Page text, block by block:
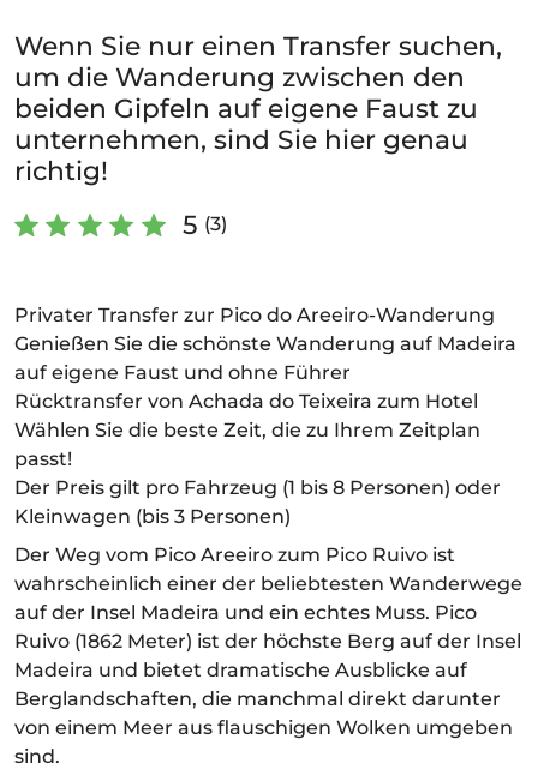
Wenn Sie nur einen Transfer suchen,
um die Wanderung zwischen den
beiden Gipfeln auf eigene Faust zu
unternehmen, sind Sie hier genau
richtig!
5 (3)
Privater Transfer zur Pico do Areeiro-Wanderung
Genießen Sie die schönste Wanderung auf Madeira
auf eigene Faust und ohne Führer
Rücktransfer von Achada do Teixeira zum Hotel
Wählen Sie die beste Zeit, die zu Ihrem Zeitplan
passt!
Der Preis gilt pro Fahrzeug (1 bis 8 Personen) oder
Kleinwagen (bis 3 Personen)
Der Weg vom Pico Areeiro zum Pico Ruivo ist
wahrscheinlich einer der beliebtesten Wanderwege
auf der Insel Madeira und ein echtes Muss. Pico
Ruivo (1862 Meter) ist der höchste Berg auf der Insel
Madeira und bietet dramatische Ausblicke auf
Berglandschaften, die manchmal direkt darunter
von einem Meer aus flauschigen Wolken umgeben
sind.